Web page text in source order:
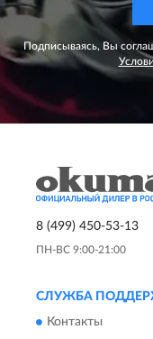
Подписываясь, Вы
8 (499) 450-53-13
ПН-ВС 9:00-21:00
СЛУЖБА
Контакты